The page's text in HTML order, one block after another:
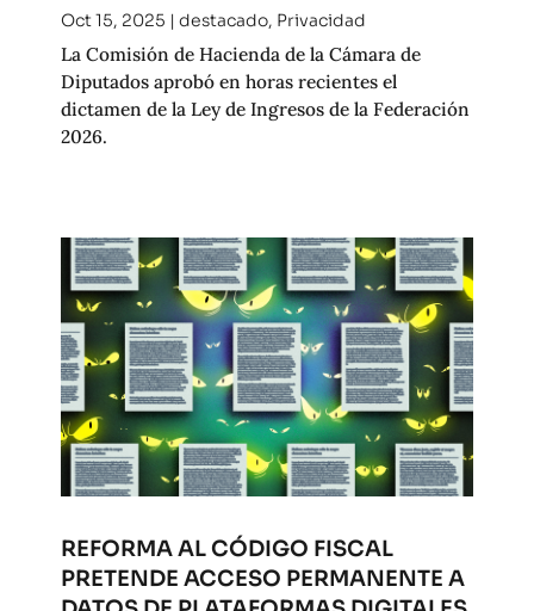
Oct 15, 2025 | destacado, Privacidad
La Comisión de Hacienda de la Cámara de
Diputados aprobó en horas recientes el
dictamen de la Ley de Ingresos de la Federación
2026.
REFORMA AL CÓDIGO FISCAL
PRETENDE ACCESO PERMANENTE A